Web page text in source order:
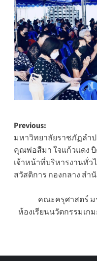
Post
navigation
Previous:
มหาวิทยาลัยราชภัฏลำ
คุณพ่อสีมา ใจแก้วแดง
เจ้าหน้าที่บริหารงานทั่ว
สวัสดิการ กองกลาง สำ
คณะครุศาสตร์ ม
ห้องเรียนนวัตกรรมเก